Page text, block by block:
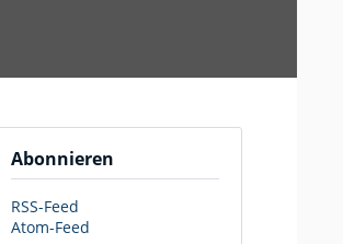
Abonnieren
RSS-Feed
Atom-Feed